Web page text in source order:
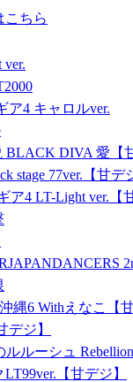
こちら
ア4 キャロルver.
BLACK DIVA 愛【
stage 77ver.【甘デ
ア4 LT-Light ver.【
縄6 Withえなこ【
デジ】
ルーシュ
【甘デジ】